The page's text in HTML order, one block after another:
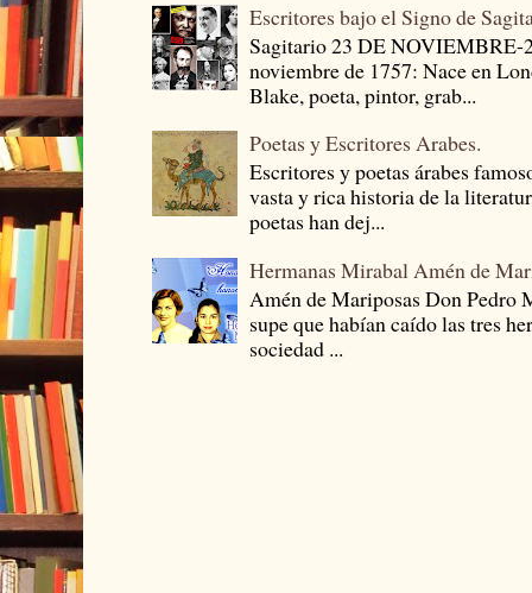
Escritores bajo el Signo de
Sagitario 23 DE
noviembre de 1757: Nace en
Blake, poeta, pintor, grab...
Poetas y Escritores Arabes.
Escritores y poetas árabes
vasta y rica historia de la
poetas han dej...
Hermanas Mirabal Amén de
Amén de Mariposas Don
supe que habían caído las tres
sociedad ...